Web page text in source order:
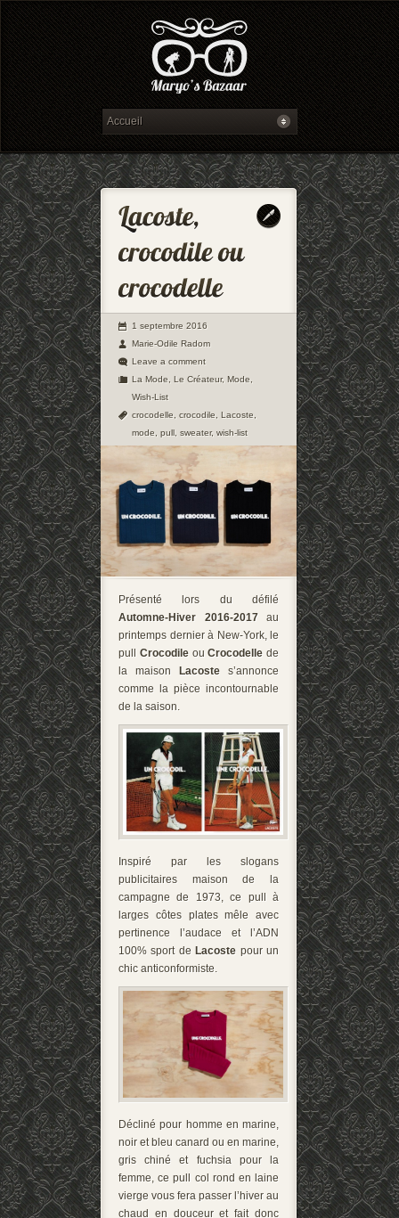
1 septembre 2016
Marie-Odile Radom
Leave a comment
La Mode
Le Créateur, Mode
Wish-List
crocodelle
crocodile Lacoste
mode
pull sweater, wish-list
Présenté lors du défilé
Automne-Hiver 2016-2017au
printemps dernier à New-York, le
pull CrocodileouCrocodelle de
la maison Lacoste s’annonce
comme la pièce incontournable
de la saison.
Inspiré par les slogans
publicitaires maison de la
campagne de 1973, ce pull à
larges côtes plates mêle avec
pertinence l’audace et l’ADN
100% sport de Lacoste pour un
chic anticonformiste.
Décliné pour homme en marine,
noir et bleu canard ou en marine,
gris chiné et fuchsia pour la
femme, ce pull col rond en laine
vierge vous fera passer l’hiver au
chaud en douceur et fait donc